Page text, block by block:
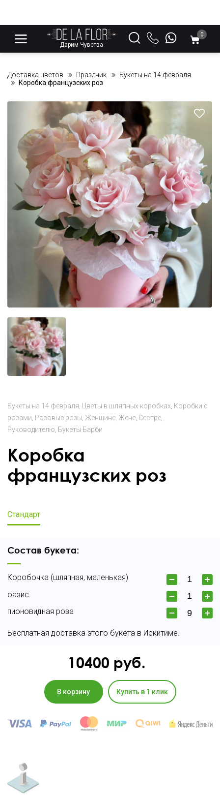
Дарим Чувства
0
Доставка цветов Праздник
Букеты на 14 февраля
Коробка французских роз
Букеты на 14 февраля Цветы в шляпных коробках Коробки с
розами Розовые розы Женщине Жене Сестре
Руководителю Букеты Барби
Коробка
французских роз
Стандарт
Состав букета:
Коробочка (шляпная, маленькая)
оазис
пионовидная роза
Бесплатная доставка этого букета в Искитиме.
10400 руб.
В корзину Купить в 1 клик